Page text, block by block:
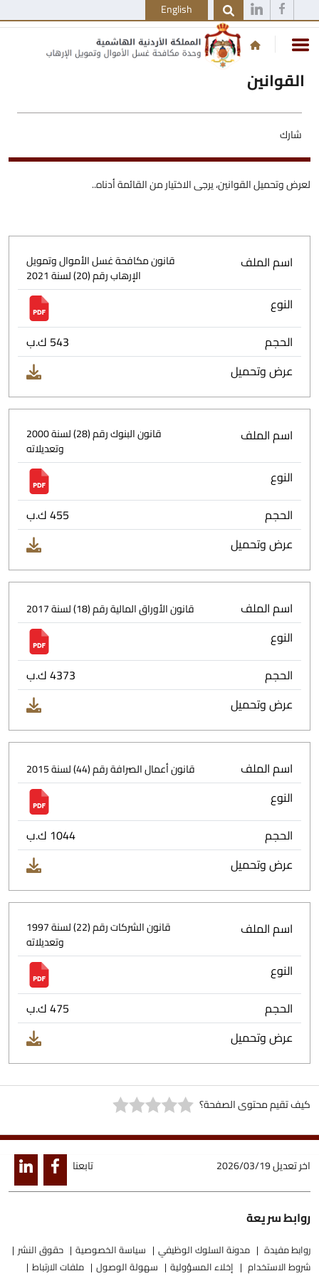
English
القوانين
شارك
لعرض وتحميل القوانين، يرجى الاختيار من القائمة أدناه..
اسم الملف
قانون مكافحة غسل الأموال وتمويل
الإرهاب رقم (20) لسنة 2021
النوع
الحجم
543 ك.ب
عرض وتحميل
اسم الملف
قانون البنوك رقم (28) لسنة 2000
وتعديلاته
النوع
الحجم
455 ك.ب
عرض وتحميل
اسم الملف قانون الأوراق المالية رقم (18) لسنة 2017
النوع
الحجم
4373 ك.ب
عرض وتحميل
اسم الملف قانون أعمال الصرافة رقم (44) لسنة 2015
النوع
الحجم
1044 ك.ب
عرض وتحميل
اسم الملف
قانون الشركات رقم (22) لسنة 1997
وتعديلاته
النوع
الحجم
475 ك.ب
عرض وتحميل
كيف تقيم محتوى الصفحة؟
اخر تعديل2026/03/19 تابعنا
روابط سريعة
روابط مفيدة مدونة السلوك الوظيفي سياسة الخصوصية
حقوق النشر
شروط الاستخدام
إخلاء المسؤولية سهولة الوصول ملفات الارتباط